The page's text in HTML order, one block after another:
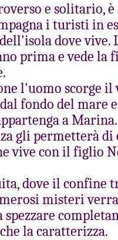
e solitario,
i turisti in
dove
prima e vede la
l'uomo scorge il
fondo del mare
a Marina.
gli permetterà di
vive con il figlio
dove il confine
misteri
spezzare
la caratterizza.